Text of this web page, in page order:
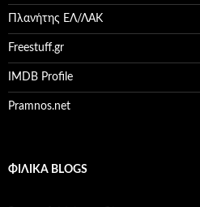
Πλανήτης ΕΛ/ΛΑΚ
Freestuff.gr
IMDB Profile
Pramnos.net
ΦΙΛΙΚΆ BLOGS